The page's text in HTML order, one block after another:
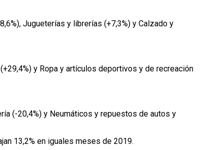
Jugueterías y librerías (+7,3%) y Calzado y
y Ropa y artículos deportivos y de recreación
(-20,4%) y Neumáticos y repuestos de autos y
13,2% en iguales meses de 2019.